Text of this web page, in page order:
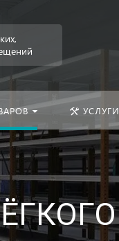
Искать:
УСЛУГИ